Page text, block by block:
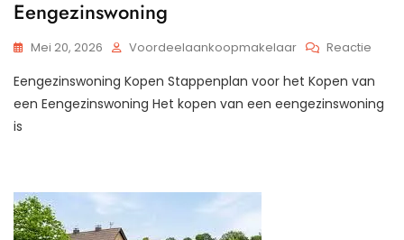
Eengezinswoning
Mei 20, 2026 Voordeelaankoopmakelaar Reactie
Voor
Het
Eengezinswoning Kopen Stappenplan voor het Kopen van
een Eengezinswoning Het kopen van een eengezinswoning
is